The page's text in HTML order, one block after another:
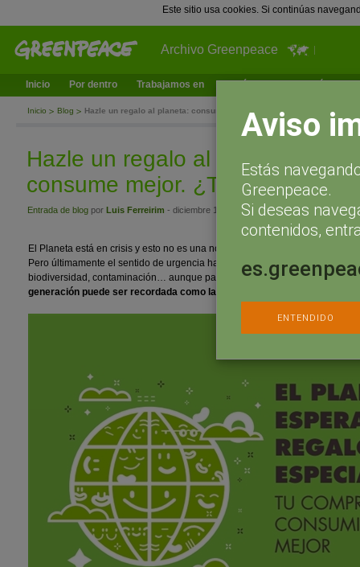
Este sitio usa cookies. Si continúas
Archivo Greenpeace
Inicio Por dentro Trabajamos en ¿Qué puedes hacer tú?
Inicio Blog Hazle un regalo al planeta: consume menos, consume mejor. ¿Te
Hazle un regalo al planeta:
consume mejor. ¿Te apuntas?
Entrada de blog por Luis Ferreirim - diciembre 14, 2016 a las 10:00
El Planeta está en crisis y esto no es una novedad. Llevamos escuchando
Pero últimamente el sentido de urgencia ha aumentado muchísimo.
biodiversidad, contaminación… aunque parezca todo super negativo,
generación puede ser recordada como la que puso freno definitivo a
Aviso
Estás
Greenpeace.
Si deseas
contenidos,
ENTENDIDO